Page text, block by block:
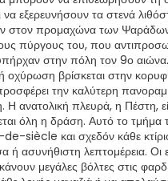
εξερευνήσουν τα στενά
στον προμαχώνα των
πύργους του, που
στην πόλη τον 9ο
οχύρωση βρίσκεται στην
την καλύτερη
Η ανατολική πλευρά, η Πέστη,
όλη η δράση. Αυτό το τμήμα
siècle και σχεδόν κάθε
ή ασυνήθιστη λεπτομέρεια. Οι
μεγάλες βόλτες στις